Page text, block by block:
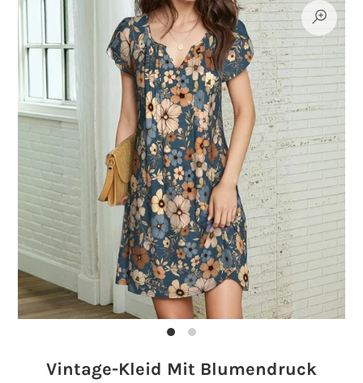
Vintage-Kleid Mit Blumendruck
HOSEN
ACCESSOIRES
BAUMWOLLE UND LEINEN
TOPSELLER
Einloggen oder Konto erstellen